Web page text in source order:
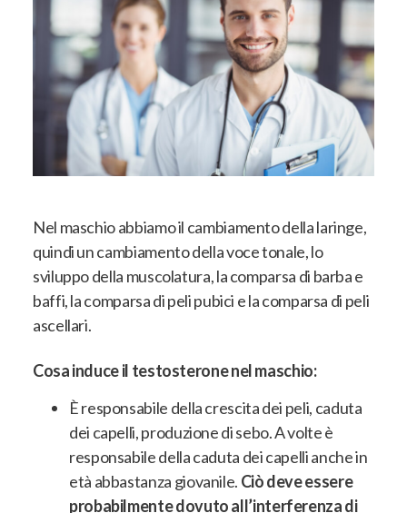
Nel maschio abbiamo il cambiamento della laringe,
quindi un cambiamento della voce tonale, lo
sviluppo della muscolatura, la comparsa di barba e
baffi, la comparsa di peli pubici e la comparsa di peli
ascellari.
Cosa induce il testosterone nel maschio:
È responsabile della crescita dei peli, caduta
dei capelli, produzione di sebo. A volte è
responsabile della caduta dei capelli anche in
età abbastanza giovanile. Ciò deve essere
probabilmente dovuto all’interferenza di